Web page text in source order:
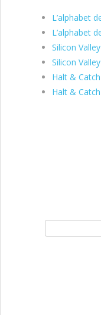
L’alphabet
L’alphabet
Silicon
Silicon
Halt &
Halt &
Rechercher :